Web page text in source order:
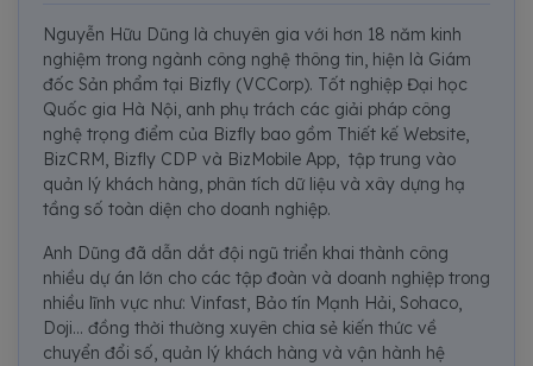
Nguyễn Hữu Dũng là chuyên gia với hơn 18 năm kinh
nghiệm trong ngành công nghệ thông tin, hiện là Giám
đốc Sản phẩm tại Bizfly (VCCorp). Tốt nghiệp Đại học
Quốc gia Hà Nội, anh phụ trách các giải pháp công
nghệ trọng điểm của Bizfly bao gồm Thiết kế Website,
BizCRM, Bizfly CDP và BizMobile App, tập trung vào
quản lý khách hàng, phân tích dữ liệu và xây dựng hạ
tầng số toàn diện cho doanh nghiệp.
Anh Dũng đã dẫn dắt đội ngũ triển khai thành công
nhiều dự án lớn cho các tập đoàn và doanh nghiệp trong
nhiều lĩnh vực như: Vinfast, Bảo tín Mạnh Hải, Sohaco,
Doji... đồng thời thường xuyên chia sẻ kiến thức về
chuyển đổi số, quản lý khách hàng và vận hành hệ